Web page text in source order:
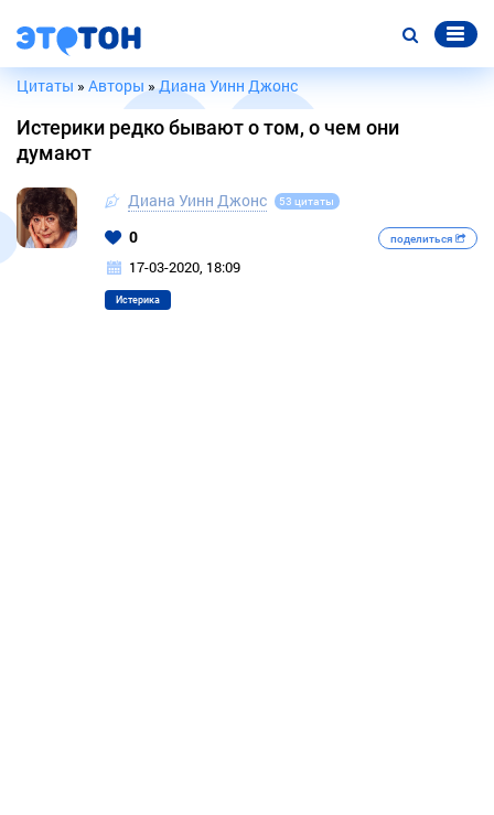
Цитаты » Авторы »Диана Уинн Джонс
Истерики редко бывают о том, о чем они
думают
Диана Уинн Джонс 53 цитаты
0 поделиться
17-03-2020, 18:09
Истерика